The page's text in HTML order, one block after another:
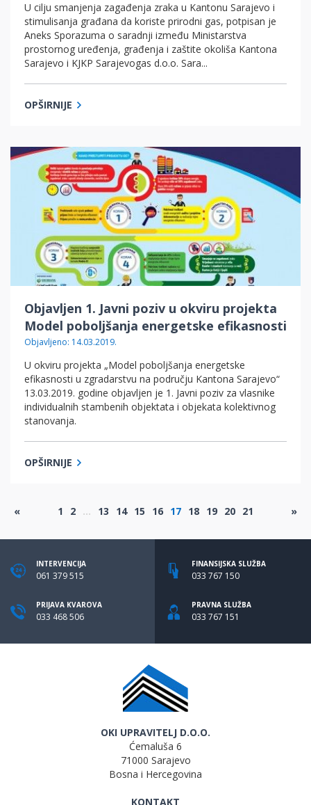
U cilju smanjenja zagađenja zraka u Kantonu Sarajevo i
stimulisanja građana da koriste prirodni gas, potpisan je
Aneks Sporazuma o saradnji između Ministarstva
prostornog uređenja, građenja i zaštite okoliša Kantona
Sarajevo i KJKP Sarajevogas d.o.o. Sara...
OPŠIRNIJE
Objavljen 1. Javni poziv u okviru projekta
Model poboljšanja energetske efikasnosti
Objavljeno: 14.03.2019.
U okviru projekta „Model poboljšanja energetske
efikasnosti u zgradarstvu na području Kantona Sarajevo“
13.03.2019. godine objavljen je 1. Javni poziv za vlasnike
individualnih stambenih objektata i objekata kolektivnog
stanovanja.
OPŠIRNIJE
« 1 2 ... 13 14 15 16 17 18 19 20 21 »
INTERVENCIJA
061 379 515
PRIJAVA KVAROVA
033 468 506
FINANSIJSKA SLUŽBA
033 767 150
PRAVNA SLUŽBA
033 767 151
OKI UPRAVITELJ D.O.O.
Ćemaluša 6
71000 Sarajevo
Bosna i Hercegovina
KONTAKT